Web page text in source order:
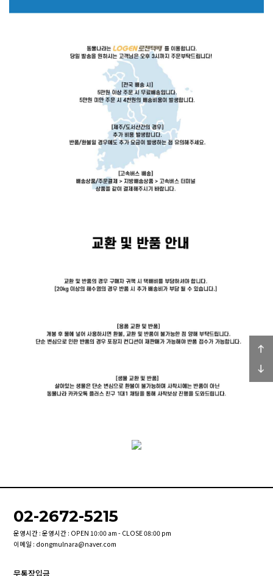
02-2672-5215
운영시간 : 운영시간 : OPEN 10:00 am - CLOSE 08:00 pm
이메일 : dongmulnara@naver.com
무통장입금